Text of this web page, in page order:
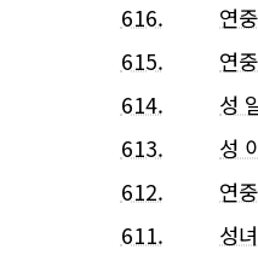
616. 연
615. 연
614. 성
613. 성
612. 연
611. 성